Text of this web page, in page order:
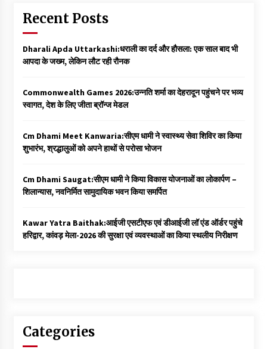
Recent Posts
Dharali Apda Uttarkashi:धराली का दर्द और हौसला: एक साल बाद भी
आपदा के जख्म, लेकिन लौट रही रौनक
Commonwealth Games 2026:उन्नति शर्मा का देहरादून पहुंचने पर भव्य
स्वागत, देश के लिए जीता ब्रॉन्ज मेडल
Cm Dhami Meet Kanwaria:सीएम धामी ने स्वास्थ्य सेवा शिविर का किया
शुभारंभ, श्रद्धालुओं को अपने हाथों से परोसा भोजन
Cm Dhami Saugat:सीएम धामी ने किया विकास योजनाओं का लोकार्पण –
शिलान्यास, नवनिर्मित सामुदायिक भवन किया समर्पित
Kawar Yatra Baithak:आईजी एसटीएफ एवं डीआईजी लॉ एंड ऑर्डर पहुंचे
हरिद्वार, कांवड़ मेला-2026 की सुरक्षा एवं व्यवस्थाओं का किया स्थलीय निरीक्षण
Categories